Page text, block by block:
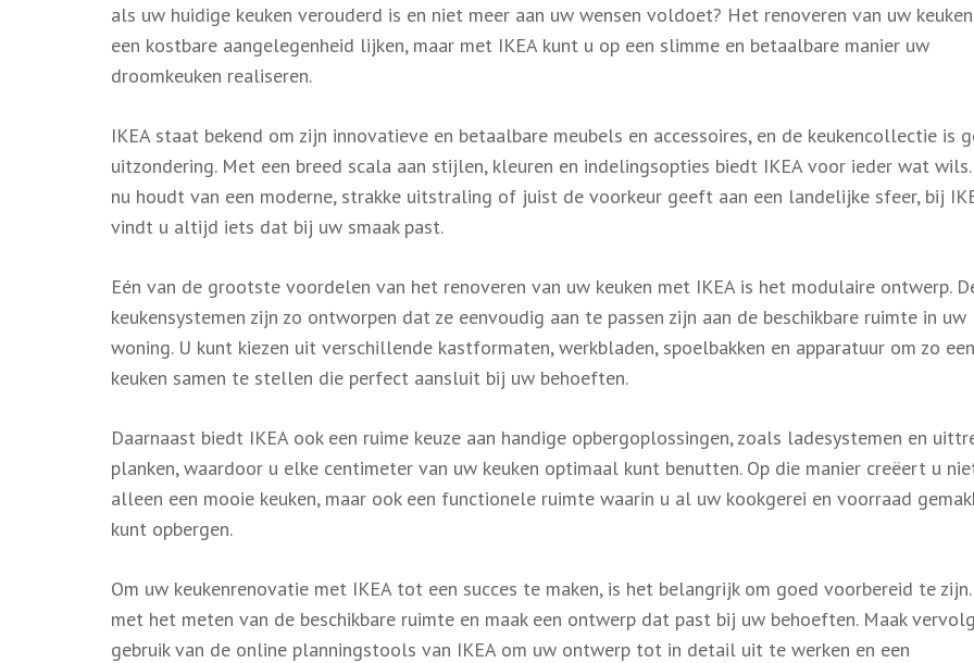
als uw huidige keuken verouderd is en niet meer aan uw wensen voldoet? Het renoveren van uw
een kostbare aangelegenheid lijken, maar met IKEA kunt u op een slimme en betaalbare manier uw
droomkeuken realiseren.
IKEA staat bekend om zijn innovatieve en betaalbare meubels en accessoires, en de keukencollectie is
uitzondering. Met een breed scala aan stijlen, kleuren en indelingsopties biedt IKEA voor ieder wat
nu houdt van een moderne, strakke uitstraling of juist de voorkeur geeft aan een landelijke sfeer, bij
vindt u altijd iets dat bij uw smaak past.
Eén van de grootste voordelen van het renoveren van uw keuken met IKEA is het modulaire ontwerp.
keukensystemen zijn zo ontworpen dat ze eenvoudig aan te passen zijn aan de beschikbare ruimte in uw
woning. U kunt kiezen uit verschillende kastformaten, werkbladen, spoelbakken en apparatuur om zo een
keuken samen te stellen die perfect aansluit bij uw behoeften.
Daarnaast biedt IKEA ook een ruime keuze aan handige opbergoplossingen, zoals ladesystemen en
planken, waardoor u elke centimeter van uw keuken optimaal kunt benutten. Op die manier creëert u
alleen een mooie keuken, maar ook een functionele ruimte waarin u al uw kookgerei en voorraad
kunt opbergen.
Om uw keukenrenovatie met IKEA tot een succes te maken, is het belangrijk om goed voorbereid te
met het meten van de beschikbare ruimte en maak een ontwerp dat past bij uw behoeften. Maak
gebruik van de online planningstools van IKEA om uw ontwerp tot in detail uit te werken en een